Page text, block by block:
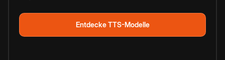
Entdecke TTS-Modelle